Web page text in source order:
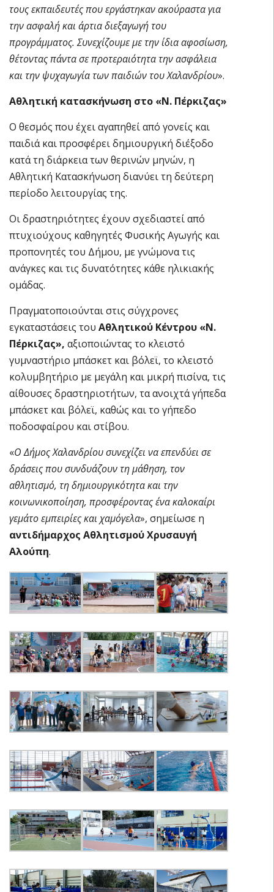
τους εκπαιδευτές που εργάστηκαν ακούραστα για
την ασφαλή και άρτια διεξαγωγή του
προγράμματος. Συνεχίζουμε με την ίδια αφοσίωση,
θέτοντας πάντα σε προτεραιότητα την ασφάλεια
και την ψυχαγωγία των παιδιών του Χαλανδρίου».
Αθλητική κατασκήνωση στο «Ν. Πέρκιζας»
Ο θεσμός που έχει αγαπηθεί από γονείς και
παιδιά και προσφέρει δημιουργική διέξοδο
κατά τη διάρκεια των θερινών μηνών, η
Αθλητική Κατασκήνωση διανύει τη δεύτερη
περίοδο λειτουργίας της.
Οι δραστηριότητες έχουν σχεδιαστεί από
πτυχιούχους καθηγητές Φυσικής Αγωγής και
προπονητές του Δήμου, με γνώμονα τις
ανάγκες και τις δυνατότητες κάθε ηλικιακής
ομάδας.
Πραγματοποιούνται στις σύγχρονες
εγκαταστάσεις του Αθλητικού Κέντρου «Ν.
Πέρκιζας», αξιοποιώντας το κλειστό
γυμναστήριο μπάσκετ και βόλεϊ, το κλειστό
κολυμβητήριο με μεγάλη και μικρή πισίνα, τις
αίθουσες δραστηριοτήτων, τα ανοιχτά γήπεδα
μπάσκετ και βόλεϊ, καθώς και το γήπεδο
ποδοσφαίρου και στίβου.
«Ο Δήμος Χαλανδρίου συνεχίζει να επενδύει σε
δράσεις που συνδυάζουν τη μάθηση, τον
αθλητισμό, τη δημιουργικότητα και την
κοινωνικοποίηση, προσφέροντας ένα καλοκαίρι
γεμάτο εμπειρίες και χαμόγελα», σημείωσε η
αντιδήμαρχος Αθλητισμού Χρυσαυγή
Αλούπη.